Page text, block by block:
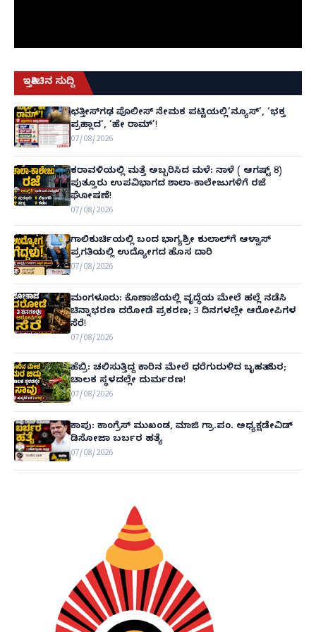
ಇತ್ತೀಚಿನ ಸುದ್ದಿ
ಛತ್ತೀಸ್‌ಗಢ ಪೊಲೀಸ್ ನೇಮಕ ಪಟ್ಟಿಯಲ್ಲಿ‘ನ್ಯೂಸ್’, ‘ಭಕ್ತ
ಪ್ರಹ್ಲಾದ’, ‘ಹೇ ರಾಮ್’!
07/08/2026
ಕರಾವಳಿಯಲ್ಲಿ ಮತ್ತೆ ಅಬ್ಬರಿಸಿದ ಮಳೆ: ನಾಳೆ ( ಆಗಷ್ಟ್ 8)
ಪುತ್ತೂರು ಉಪವಿಭಾಗದ ಶಾಲಾ-ಕಾಲೇಜುಗಳಿಗೆ ರಜೆ
ಘೋಷಣೆ!
07/08/2026
ಗಾಲಿಕುರ್ಚಿಯಲ್ಲಿ ಬಂದ ಭಾಗ್ಯಶ್ರೀ ಕುಲಾಲ್‌ಗೆ ಆಳ್ವಾಸ್
ಪ್ರಗತಿಯಲ್ಲಿ ಉದ್ಯೋಗದ ಹೊಸ ದಾರಿ
07/08/2026
ಮಂಗಳೂರು: ಕೊಣಾಜೆಯಲ್ಲಿ ವೃದ್ಧೆಯ ಮೇಲೆ ಹಲ್ಲೆ ನಡೆಸಿ
ಚಿನ್ನಾಭರಣ ದರೋಡೆ ಪ್ರಕರಣ; 3 ದಿನಗಳಲ್ಲೇ ಆರೋಪಿಗಳ
ಸೆರೆ!
07/08/2026
ಹೆಬ್ರಿ: ಚಲಿಸುತ್ತಿದ್ದ ಕಾರಿನ ಮೇಲೆ ಧರೆಗುರುಳಿದ ಬೃಹತ್ ಮರ;
ಚಾಲಕ ಸ್ಥಳದಲ್ಲೇ ದುರ್ಮರಣ!
07/08/2026
ಕಾಪು: ಕಾಂಗ್ರೆಸ್ ಮುಖಂಡ, ಮಾಜಿ ಗ್ರಾ.ಪಂ. ಅಧ್ಯಕ್ಷಡೇವಿಡ್
ಡಿಸೋಜಾ ಬರ್ಬರ ಹತ್ಯೆ
07/08/2026